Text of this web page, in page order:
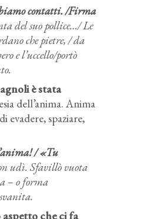
contatti. /Firma
del suo pollice…/ Le
che pietre, / da
e l’uccello/portò
è stata
dell’anima. Anima
evadere, spaziare,
/ «Tu
udì. Sfavillò vuota
– o forma
aspetto che ci fa